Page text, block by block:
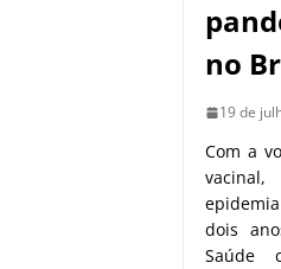
no
19 de
Com a
dois
Saúde